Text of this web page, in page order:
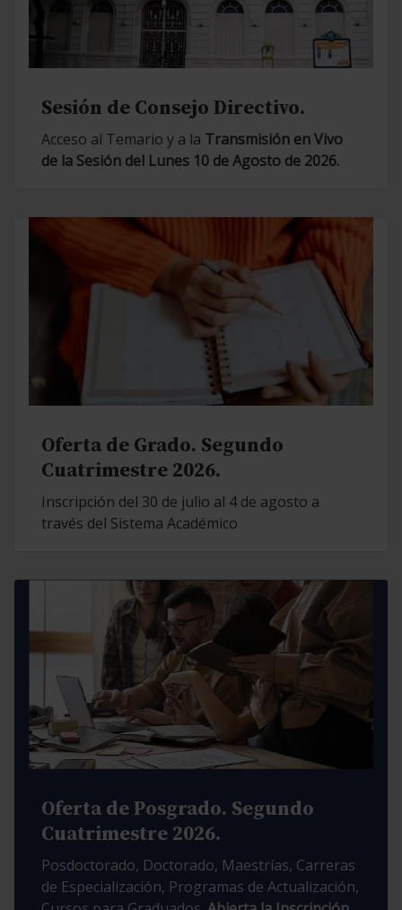
Sesión de Consejo Directivo.
Acceso al Temario y a la Transmisión en Vivo
de la Sesión del Lunes 10 de Agosto de 2026.
Oferta de Grado. Segundo
Cuatrimestre 2026.
Inscripción del 30 de julio al 4 de agosto a
través del Sistema Académico
Oferta de Posgrado. Segundo
Cuatrimestre 2026.
Posdoctorado, Doctorado, Maestrías, Carreras
de Especialización, Programas de Actualización,